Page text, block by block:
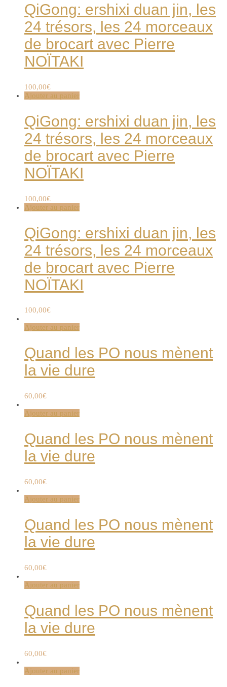
QiGong: ershixi duan jin, les
24 trésors, les 24 morceaux
de brocart avec Pierre
NOÏTAKI
100,00€
Ajouter au panier
QiGong: ershixi duan jin, les
24 trésors, les 24 morceaux
de brocart avec Pierre
NOÏTAKI
100,00€
Ajouter au panier
QiGong: ershixi duan jin, les
24 trésors, les 24 morceaux
de brocart avec Pierre
NOÏTAKI
100,00€
Ajouter au panier
Quand les PO nous mènent
la vie dure
60,00€
Ajouter au panier
Quand les PO nous mènent
la vie dure
60,00€
Ajouter au panier
Quand les PO nous mènent
la vie dure
60,00€
Ajouter au panier
Quand les PO nous mènent
la vie dure
60,00€
Ajouter au panier